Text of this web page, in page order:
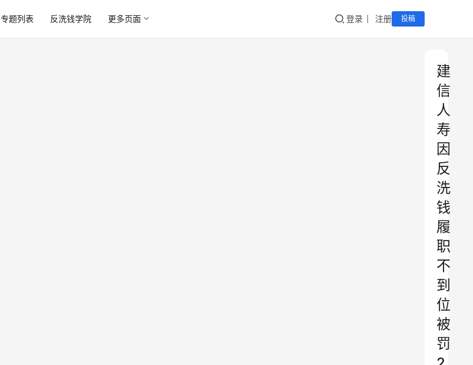
专题列表 反洗钱学院 更多页面 登录 注册 投稿
建
信
人
寿
因
反
洗
钱
履
职
不
到
位
被
罚